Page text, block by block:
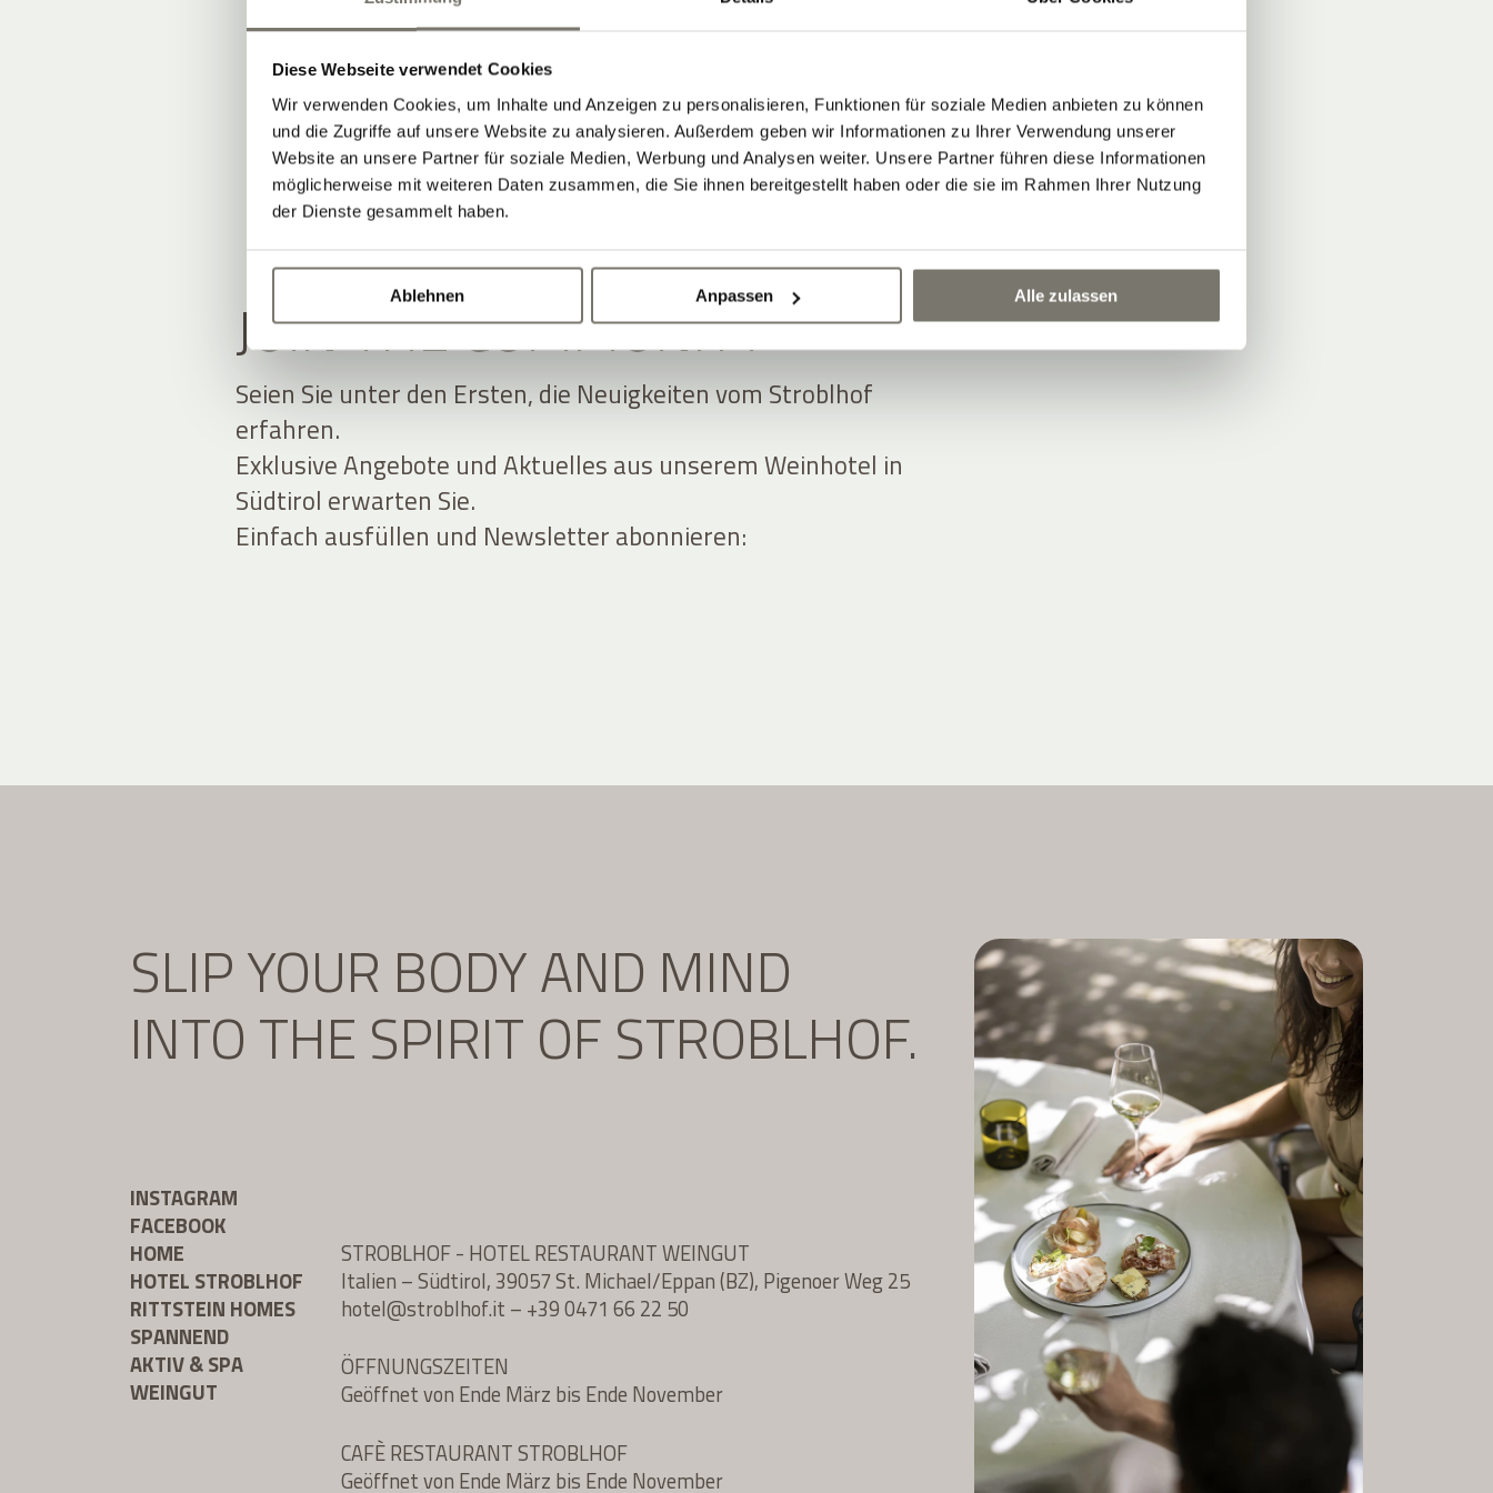
Diese Webseite verwendet Cookies
Wir verwenden Cookies, um Inhalte und Anzeigen zu personalisieren, Funktionen für soziale Medien anbieten zu können
und die Zugriffe auf unsere Website zu analysieren. Außerdem geben wir Informationen zu Ihrer Verwendung unserer
Website an unsere Partner für soziale Medien, Werbung und Analysen weiter. Unsere Partner führen diese Informationen
möglicherweise mit weiteren Daten zusammen, die Sie ihnen bereitgestellt haben oder die sie im Rahmen Ihrer Nutzung
der Dienste gesammelt haben.
Ablehnen Anpassen Alle zulassen
JOIN THE COMMUNITY
Seien Sie unter den Ersten, die Neuigkeiten vom Stroblhof
erfahren.
Exklusive Angebote und Aktuelles aus unserem Weinhotel in
Südtirol erwarten Sie.
Einfach ausfüllen und Newsletter abonnieren:
SLIP YOUR BODY AND MIND
INTO THE SPIRIT OF STROBLHOF.
INSTAGRAM
FACEBOOK
HOME
HOTEL STROBLHOF
RITTSTEIN HOMES
SPANNEND
AKTIV & SPA
WEINGUT
STROBLHOF - HOTEL RESTAURANT WEINGUT
Italien – Südtirol, 39057 St. Michael/Eppan (BZ), Pigenoer Weg 25
hotel@stroblhof.it – +39 0471 66 22 50
ÖFFNUNGSZEITEN
Geöffnet von Ende März bis Ende November
CAFÈ RESTAURANT STROBLHOF
Geöffnet von Ende März bis Ende November